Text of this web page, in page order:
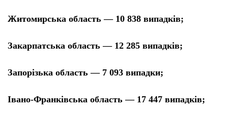
Житомирська область — 10 838 випадків;
Закарпатська область — 12 285 випадків;
Запорізька область — 7 093 випадки;
Івано-Франківська область — 17 447 випадків;